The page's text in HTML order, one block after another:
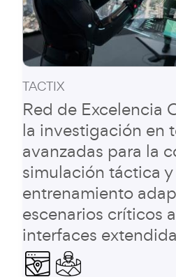
TACTIX
Red de Excelencia
la investigación en
avanzadas para la
simulación táctica y
entrenamiento
escenarios críticos
interfaces